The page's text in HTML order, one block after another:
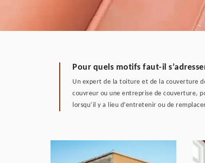
Pour quels motifs faut-il
Un expert de la toiture et de la couverture
couvreur ou une entreprise de couverture,
lorsqu’il y a lieu d’entretenir ou de